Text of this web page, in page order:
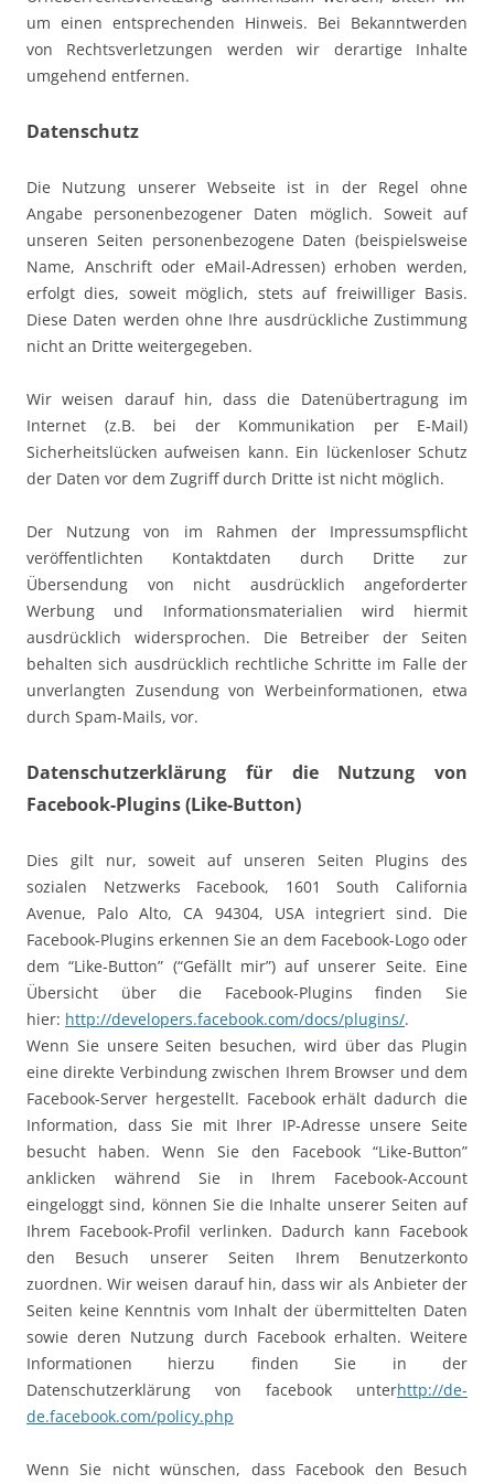
um einen entsprechenden Hinweis. Bei Bekanntwerden
von Rechtsverletzungen werden wir derartige Inhalte
umgehend entfernen.
Datenschutz
Die Nutzung unserer Webseite ist in der Regel ohne
Angabe personenbezogener Daten möglich. Soweit auf
unseren Seiten personenbezogene Daten (beispielsweise
Name, Anschrift oder eMail-Adressen) erhoben werden,
erfolgt dies, soweit möglich, stets auf freiwilliger Basis.
Diese Daten werden ohne Ihre ausdrückliche Zustimmung
nicht an Dritte weitergegeben.
Wir weisen darauf hin, dass die Datenübertragung im
Internet (z.B. bei der Kommunikation per E-Mail)
Sicherheitslücken aufweisen kann. Ein lückenloser Schutz
der Daten vor dem Zugriff durch Dritte ist nicht möglich.
Der Nutzung von im Rahmen der Impressumspflicht
veröffentlichten Kontaktdaten durch Dritte zur
Übersendung von nicht ausdrücklich angeforderter
Werbung und Informationsmaterialien wird hiermit
ausdrücklich widersprochen. Die Betreiber der Seiten
behalten sich ausdrücklich rechtliche Schritte im Falle der
unverlangten Zusendung von Werbeinformationen, etwa
durch Spam-Mails, vor.
Datenschutzerklärung für die Nutzung von
Facebook-Plugins (Like-Button)
Dies gilt nur, soweit auf unseren Seiten Plugins des
sozialen Netzwerks Facebook, 1601 South California
Avenue, Palo Alto, CA 94304, USA integriert sind. Die
Facebook-Plugins erkennen Sie an dem Facebook-Logo oder
dem “Like-Button” (“Gefällt mir”) auf unserer Seite. Eine
Übersicht über die Facebook-Plugins finden Sie
hier: http://developers.facebook.com/docs/plugins/.
Wenn Sie unsere Seiten besuchen, wird über das Plugin
eine direkte Verbindung zwischen Ihrem Browser und dem
Facebook-Server hergestellt. Facebook erhält dadurch die
Information, dass Sie mit Ihrer IP-Adresse unsere Seite
besucht haben. Wenn Sie den Facebook “Like-Button”
anklicken während Sie in Ihrem Facebook-Account
eingeloggt sind, können Sie die Inhalte unserer Seiten auf
Ihrem Facebook-Profil verlinken. Dadurch kann Facebook
den Besuch unserer Seiten Ihrem Benutzerkonto
zuordnen. Wir weisen darauf hin, dass wir als Anbieter der
Seiten keine Kenntnis vom Inhalt der übermittelten Daten
sowie deren Nutzung durch Facebook erhalten. Weitere
Informationen hierzu finden Sie in der
Datenschutzerklärung von facebook unterhttp://de-
de.facebook.com/policy.php
Wenn Sie nicht wünschen, dass Facebook den Besuch